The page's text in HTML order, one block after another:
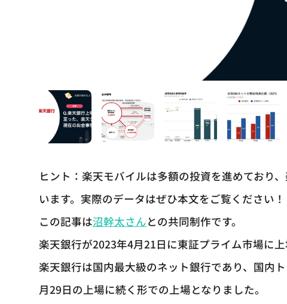
ヒント：楽天モバイルは多額の投資を進めており
います。実際のデータはぜひ本文をご覧ください！
この記事は沼幹太さんとの共同制作です。
楽天銀行が2023年4月21日に東証プライム市場に上
楽天銀行は国内最大級のネット銀行であり、国内
月29日の上場に続く形での上場となりました。